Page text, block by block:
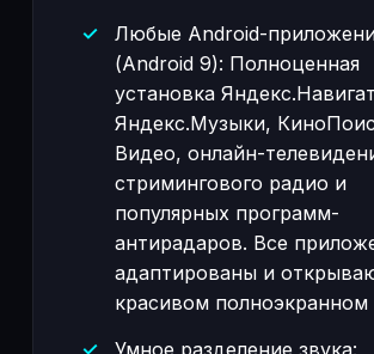
Любые Android-
(Android 9): Полноценная
установка
Яндекс.Музыки,
Видео, онлайн-
стримингового радио и
популярных программ-
антирадаров. Все
адаптированы и
красивом
Умное разделение звука: